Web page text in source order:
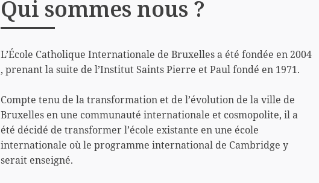
Qui sommes nous ?
L’École Catholique Internationale de Bruxelles a été fondée en 2004
, prenant la suite de l’Institut Saints Pierre et Paul fondé en 1971.
Compte tenu de la transformation et de l’évolution de la ville de
Bruxelles en une communauté internationale et cosmopolite, il a
été décidé de transformer l’école existante en une école
internationale où le programme international de Cambridge y
serait enseigné.